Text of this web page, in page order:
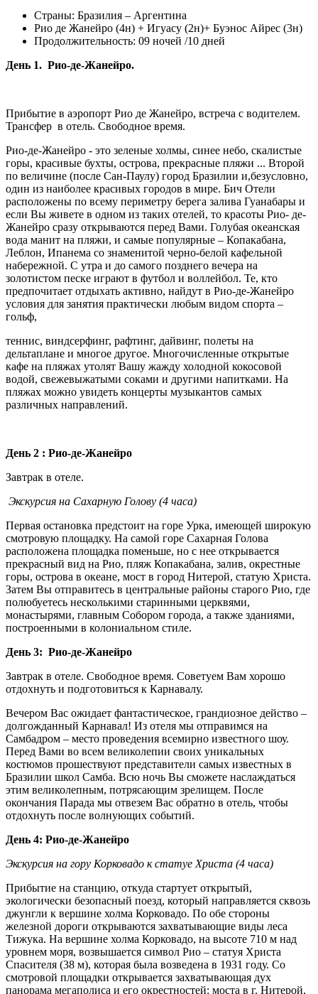
Страны: Бразилия – Аргентина
Рио де Жанейро (4н) + Игуасу (2н)+ Буэнос Айрес (3н)
Продолжительность: 09 ночей /10 дней
День 1. Рио-де-Жанейро.
Прибытие в аэропорт Рио де Жанейро, встреча с водителем.
Трансфер в отель. Свободное время.
Рио-де-Жанейро - это зеленые холмы, синее небо, скалистые
горы, красивые бухты, острова, прекрасные пляжи ... Второй
по величине (после Сан-Паулу) город Бразилии и,безусловно,
один из наиболее красивых городов в мире. Бич Отели
расположены по всему периметру берега залива Гуанабары и
если Вы живете в одном из таких отелей, то красоты Рио- де-
Жанейро сразу открываются перед Вами. Голубая океанская
вода манит на пляжи, и самые популярные – Копакабана,
Леблон, Ипанема со знаменитой черно-белой кафельной
набережной. С утра и до самого позднего вечера на
золотистом песке играют в футбол и воллейбол. Те, кто
предпочитает отдыхать активно, найдут в Рио-де-Жанейро
условия для занятия практически любым видом спорта –
гольф,
теннис, виндсерфинг, рафтинг, дайвинг, полеты на
дельтаплане и многое другое. Многочисленные открытые
кафе на пляжах утолят Вашу жажду холодной кокосовой
водой, свежевыжатыми соками и другими напитками. На
пляжах можно увидеть концерты музыкантов самых
различных направлений.
День 2 : Рио-де-Жанейро
Завтрак в отеле.
Экскурсия на Сахарную Голову (4 часа)
Первая остановка предстоит на горе Урка, имеющей широкую
смотровую площадку. На самой горе Сахарная Голова
расположена площадка поменьше, но с нее открывается
прекрасный вид на Рио, пляж Копакабана, залив, окрестные
горы, острова в океане, мост в город Нитерой, статую Христа.
Затем Вы отправитесь в центральные районы старого Рио, где
полюбуетесь несколькими старинными церквями,
монастырями, главным Собором города, а также зданиями,
построенными в колониальном стиле.
День 3: Рио-де-Жанейро
Завтрак в отеле. Свободное время. Советуем Вам хорошо
отдохнуть и подготовиться к Карнавалу.
Вечером Вас ожидает фантастическое, грандиозное действо –
долгожданный Карнавал! Из отеля мы отправимся на
Самбадром – место проведения всемирно известного шоу.
Перед Вами во всем великолепии своих уникальных
костюмов прошествуют представители самых известных в
Бразилии школ Самба. Всю ночь Вы сможете наслаждаться
этим великолепным, потрясающим зрелищем. После
окончания Парада мы отвезем Вас обратно в отель, чтобы
отдохнуть после волнующих событий.
День 4: Рио-де-Жанейро
Экскурсия на гору Корковадо к статуе Христа (4 часа)
Прибытие на станцию, откуда стартует открытый,
экологически безопасный поезд, который направляется сквозь
джунгли к вершине холма Корковадо. По обе стороны
железной дороги открываются захватывающие виды леса
Тижука. На вершине холма Корковадо, на высоте 710 м над
уровнем моря, возвышается символ Рио – статуя Христа
Спасителя (38 м), которая была возведена в 1931 году. Со
смотровой площадки открывается захватывающая дух
панорама мегаполиса и его окрестностей: моста в г. Нитерой,